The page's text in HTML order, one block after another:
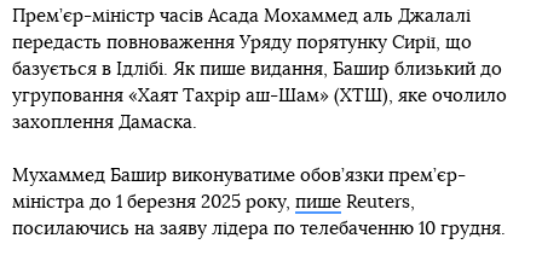
Прем’єр-міністр часів Асада Мохаммед аль Джалалі
передасть повноваження Уряду порятунку Сирії, що
базується в Ідлібі. Як пише видання, Башир близький до
угруповання «Хаят Тахрір аш-Шам» (ХТШ), яке очолило
захоплення Дамаска.
Мухаммед Башир виконуватиме обов’язки прем’єр-
міністра до 1 березня 2025 року, пише Reuters,
посилаючись на заяву лідера по телебаченню 10 грудня.